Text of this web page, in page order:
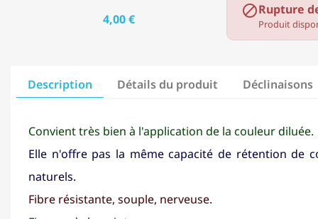
4,00 € Rupture
Produit
Description Détails du produit Déclinaisons
Convient très bien à l'application de la couleur diluée.
Elle n'offre pas la même capacité de rétention de
naturels.
Fibre résistante, souple, nerveuse.